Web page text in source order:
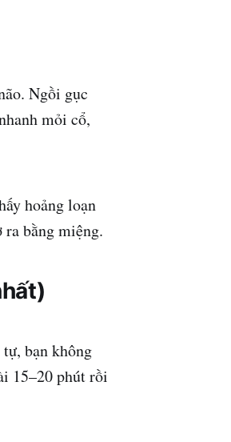
Ngồi gục
mỏi cổ,
hoảng loạn
bằng miệng.
bạn không
15–20 phút rồi